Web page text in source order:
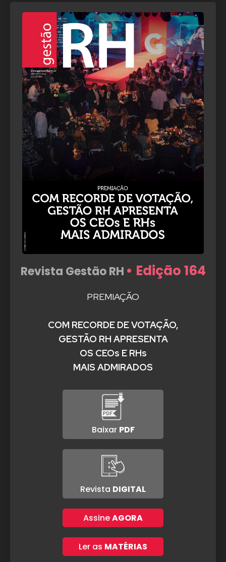
Revista Gestão RH • Edição 164
PREMIAÇÃO
COM RECORDE DE VOTAÇÃO,
GESTÃO RH APRESENTA
OS CEOs E RHs
MAIS ADMIRADOS
Baixar PDF
Revista DIGITAL
AssineAGORA
Ler as MATÉRIAS